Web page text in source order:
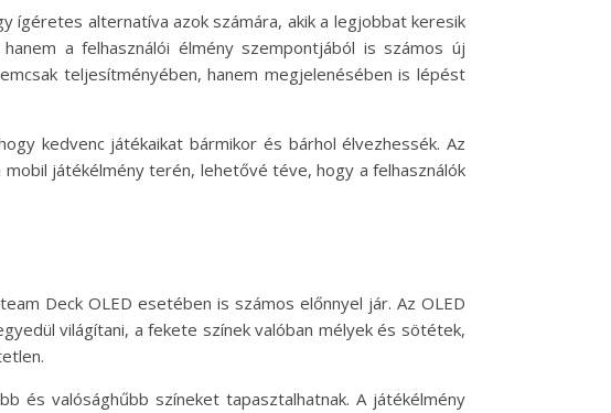
ígéretes alternatíva azok számára, akik a legjobbat keresik
a felhasználói élmény szempontjából is számos új
teljesítményében, hanem megjelenésében is lépést
kedvenc játékaikat bármikor és bárhol élvezhessék. Az
játékélmény terén, lehetővé téve, hogy a felhasználók
Deck OLED esetében is számos előnnyel jár. Az OLED
világítani, a fekete színek valóban mélyek és sötétek,
és valósághűbb színeket tapasztalhatnak. A játékélmény